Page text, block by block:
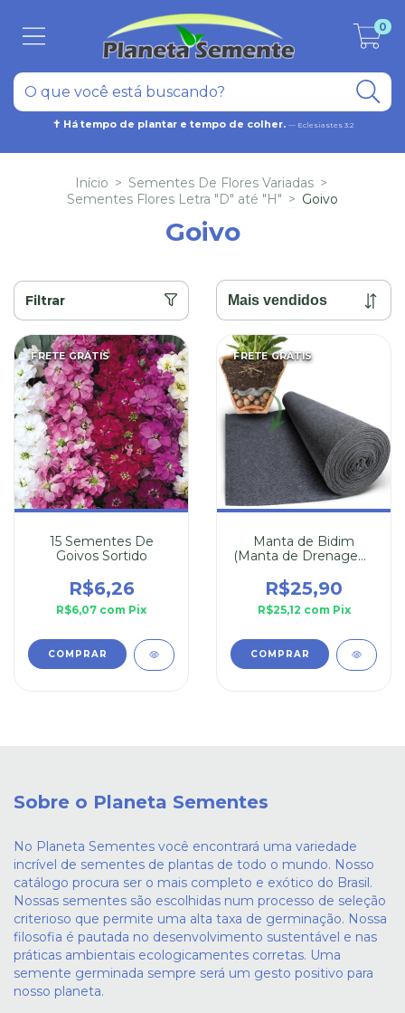
✝ Há tempo de plantar e tempo de colher. — Eclesiastes 3:2
0
Início > Sementes De Flores Variadas >
Sementes Flores Letra "D" até "H" > Goivo
Goivo
Filtrar
FRETE GRÁTIS
15 Sementes De
Goivos Sortido
R$6,26
R$6,07 com Pix
FRETE GRÁTIS
Manta de Bidim
(Manta de Drenagem)
R$25,90
R$25,12 com Pix
Sobre o Planeta Sementes
No Planeta Sementes você encontrará uma variedade
incrível de sementes de plantas de todo o mundo. Nosso
catálogo procura ser o mais completo e exótico do Brasil.
Nossas sementes são escolhidas num processo de seleção
criterioso que permite uma alta taxa de germinação. Nossa
filosofia é pautada no desenvolvimento sustentável e nas
práticas ambientais ecologicamentes corretas. Uma
semente germinada sempre será um gesto positivo para
nosso planeta.